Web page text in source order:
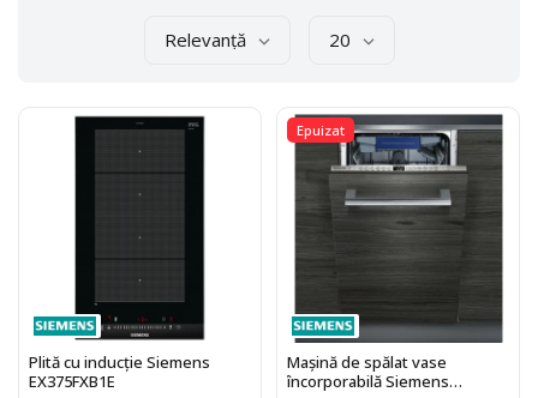
Relevanță 20
Plită cu inducție Siemens
EX375FXB1E
Epuizat
Maşină de spălat vase
încorporabilă Siemens